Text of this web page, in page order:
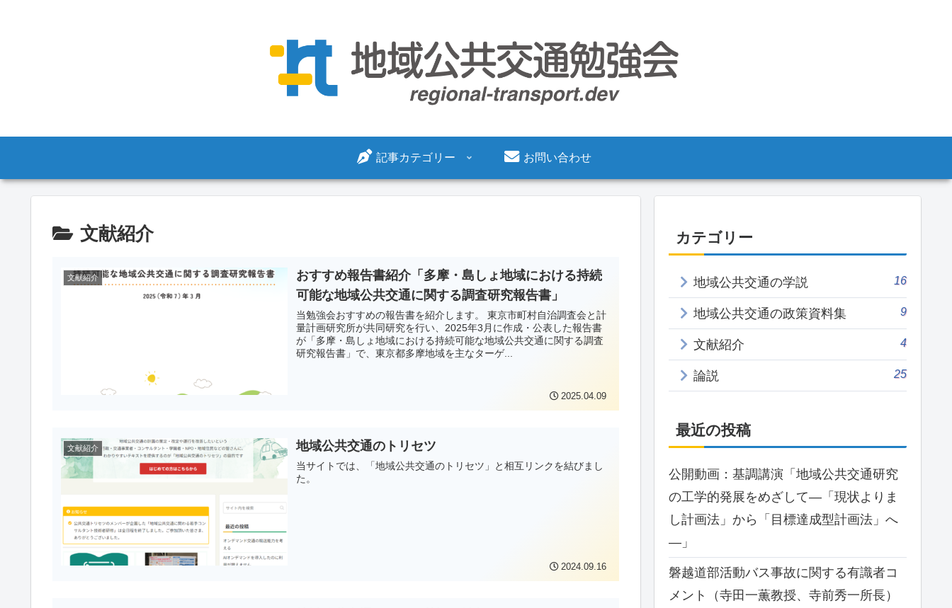
記事カテゴリー お問い合わせ
文献紹介
文献紹介
おすすめ報告書紹介「多摩・島しょ地域における持続
可能な地域公共交通に関する調査研究報告書」
当勉強会おすすめの報告書を紹介します。 東京市町村自治調査会と計
量計画研究所が共同研究を行い、2025年3月に作成・公表した報告書
が「多摩・島しょ地域における持続可能な地域公共交通に関する調査
研究報告書」で、東京都多摩地域を主なターゲ...
2025.04.09
文献紹介 地域公共交通のトリセツ
当サイトでは、「地域公共交通のトリセツ」と相互リンクを結びまし
た。
2024.09.16
カテゴリー
地域公共交通の学説 16
地域公共交通の政策資料集 9
文献紹介 4
論説 25
最近の投稿
公開動画：基調講演「地域公共交通研究
の工学的発展をめざして―「現状よりま
し計画法」から「目標達成型計画法」へ
―」
磐越道部活動バス事故に関する有識者コ
メント（寺田一薫教授、寺前秀一所長）